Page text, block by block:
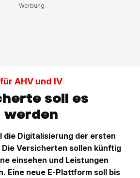
AHV und IV
soll es
die Digitalisierung der ersten
Versicherten sollen künftig
einsehen und Leistungen
Eine neue E-Plattform soll bis